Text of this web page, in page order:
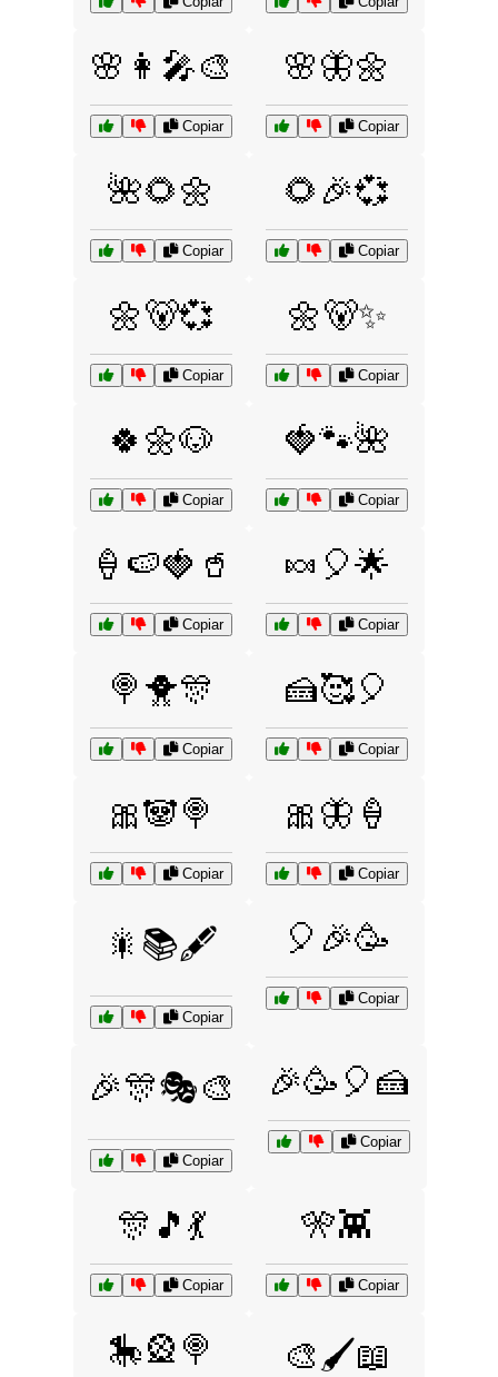
🌸👩‍🎤🎨
Copiar
🌸🦋🌼
Copiar
🌺🌻🌼
Copiar
🌻🎉💞
Copiar
🌼🐻💞
Copiar
🌼🐻✨
Copiar
🍀🌼🐶
Copiar
🍓🐾🌺
Copiar
🍦🍉🍓🥤
Copiar
🍬🎈🌟
Copiar
🍭🐥🎊
Copiar
🍰🥰🎈
Copiar
🎀🐼🍭
Copiar
🎀🦋🍦
Copiar
🎇📚🖋️
Copiar
🎈🎉🥳
Copiar
🎉🎊🎭🎨
Copiar
🎉🥳🎈🍰
Copiar
🎊🎵💃
Copiar
🎌👾
Copiar
🎠🎡🍭 🎨🖌️📖